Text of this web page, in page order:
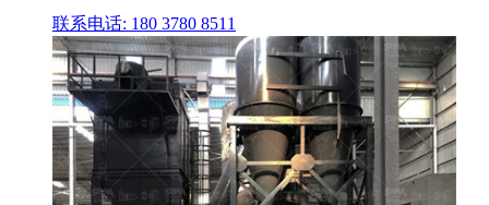
联系电话: 180 3780 8511